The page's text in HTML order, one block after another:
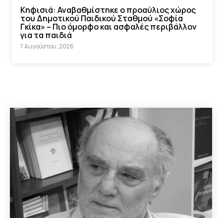
Κηφισιά: Αναβαθμίστηκε ο προαύλιος χώρος
του Δημοτικού Παιδικού Σταθμού «Σοφία
Γκίκα» – Πιο όμορφο και ασφαλές περιβάλλον
για τα παιδιά
7 Αυγούστου, 2026